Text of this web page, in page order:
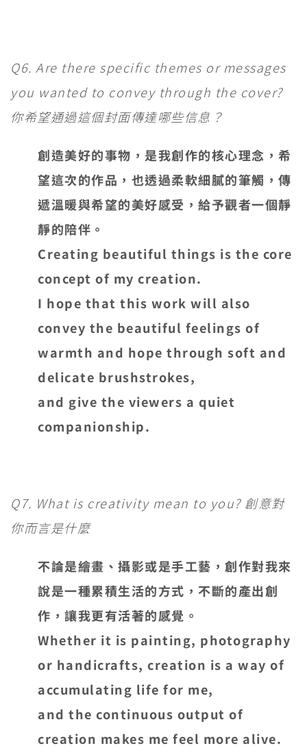
Q6. Are there specific themes or messages
you wanted to convey through the cover?
你希望通過這個封面傳達哪些信息？
創造美好的事物，是我創作的核心理念，希
望這次的作品，也透過柔軟細膩的筆觸，傳
遞溫暖與希望的美好感受，給予觀者一個靜
靜的陪伴。
Creating beautiful things is the core
concept of my creation.
I hope that this work will also
convey the beautiful feelings of
warmth and hope through soft and
delicate brushstrokes,
and give the viewers a quiet
companionship.
Q7. What is creativity mean to you? 創意對
你而言是什麼
不論是繪畫、攝影或是手工藝，創作對我來
說是一種累積生活的方式，不斷的產出創
作，讓我更有活著的感覺。
Whether it is painting, photography
or handicrafts, creation is a way of
accumulating life for me,
and the continuous output of
creation makes me feel more alive.